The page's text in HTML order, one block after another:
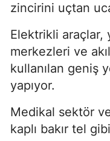
zincirini uçtan
Elektrikli
merkezleri ve
kullanılan geniş
yapıyor.
Medikal sektör
kaplı bakır tel